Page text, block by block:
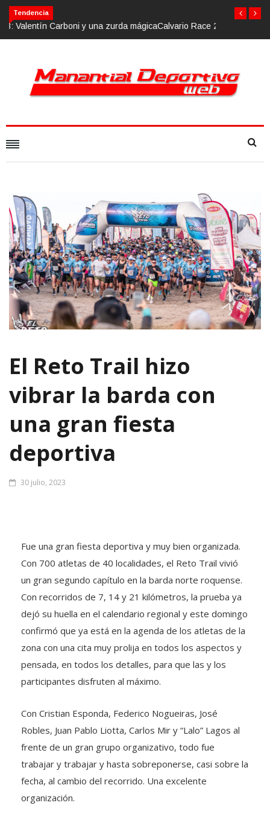
Tendencia
El Reto Trail hizo
vibrar la barda con
una gran fiesta
deportiva
30 julio, 2023
Con 700 atletas de 40 localidades, el Reto Trail vivió
un gran segundo capítulo en la barda norte roquense.
Con recorridos de 7, 14 y 21 kilómetros, la prueba ya
dejó su huella en el calendario regional y este domingo
confirmó que ya está en la agenda de los atletas de la
zona con una cita muy prolija en todos los aspectos y
pensada, en todos los detalles, para que las y los
participantes disfruten al máximo.
Robles, Juan Pablo Liotta, Carlos Mir y “Lalo” Lagos al
frente de un gran grupo organizativo, todo fue
trabajar y trabajar y hasta sobreponerse, casi sobre la
fecha, al cambio del recorrido. Una excelente
organización.